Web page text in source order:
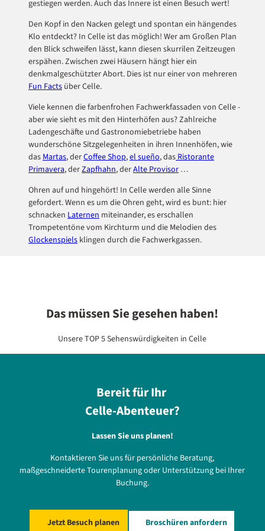
gestiegen werden. Auch das Innere ist einen Besuch wert!
Den Kopf in den Nacken gelegt und spontan ein hängendes
Klo entdeckt? In Celle ist das möglich! Wer am Großen Plan
den Blick schweifen lässt, kann diesen skurrilen Zeitzeugen
erspähen. Zwischen zwei Häusern hängt hier ein
denkmalgeschützter Abort. Dies ist nur einer von mehreren
Fun Facts über Celle.
Viele kennen die farbenfrohen Fachwerkfassaden von Celle -
aber wie sieht es mit den Hinterhöfen aus? Zahlreiche
Ladengeschäfte und Gastronomiebetriebe haben
wunderschöne Sitzgelegenheiten in ihren Innenhöfen, wie
dasMartas, derCoffee Shop,el sueño, dasRistorante
Primavera, derZapfhahn, derAlte Provisor …
Ohren auf und hingehört! In Celle werden alle Sinne
gefordert. Wenn es um die Ohren geht, wird es bunt: hier
schnacken Laternen miteinander, es erschallen
Trompetentöne vom Kirchturm und die Melodien des
Glockenspiels klingen durch die Fachwerkgassen.
Das müssen Sie gesehen haben!
Unsere TOP 5 Sehenswürdigkeiten in Celle
Bereit für Ihr
Celle-Abenteuer?
Lassen Sie uns planen!
Kontaktieren Sie uns für persönliche Beratung,
maßgeschneiderte Tourenplanung oder Unterstützung bei Ihrer
Buchung.
Jetzt Besuch planen Broschüren anfordern